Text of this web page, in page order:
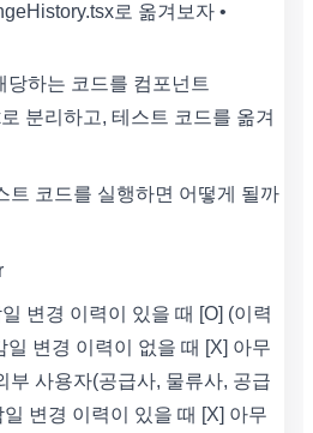
로 옮겨보자 •
당하는 코드를 컴포넌트
분리하고, 테스트 코드를 옮겨
트 코드를 실행하면 어떻게 될까
변경 이력이 있을 때 [O] (이력
일 변경 이력이 없을 때 [X] 아무
부 사용자(공급사, 물류사, 공급
변경 이력이 있을 때 [X] 아무